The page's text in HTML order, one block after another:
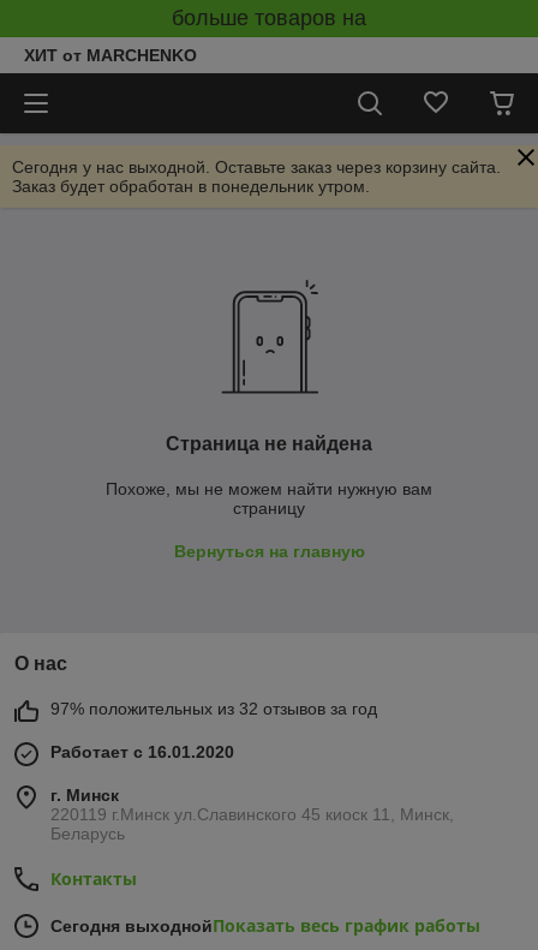
больше товаров на
ХИТ от MARCHENKO
Сегодня у нас выходной. Оставьте заказ через корзину сайта.
Заказ будет обработан в понедельник утром.
Страница не найдена
Похоже, мы не можем найти нужную вам
страницу
Вернуться на главную
О нас
97% положительных из 32 отзывов за год
Работает с 16.01.2020
г. Минск
220119 г.Минск ул.Славинского 45 киоск 11, Минск,
Беларусь
Контакты
Сегодня выходнойПоказать весь график работы